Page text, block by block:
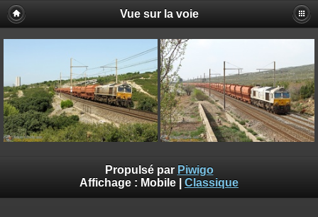
Vue sur la voie
Propulsé par Piwigo
Affichage : Mobile Classique